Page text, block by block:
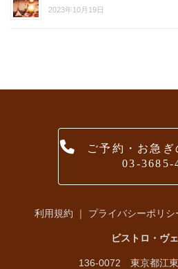
2023年10月19日
ご予約・お急
03-3685-
利用規約 ｜ プライバシーポリシ
ビストロ・ヴ
136-0072 東京都江